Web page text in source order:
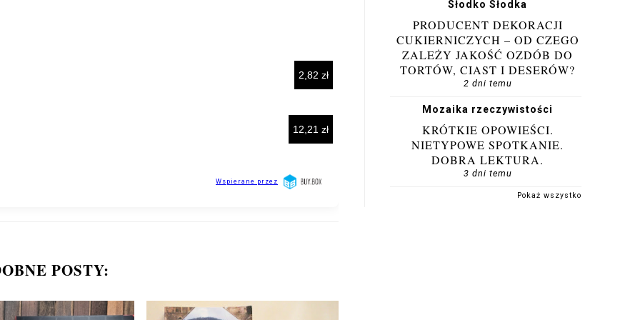
POSTY:
Słodko Słodka
PRODUCENT DEKORACJI
CUKIERNICZYCH – OD CZEGO
ZALEŻY JAKOŚĆ OZDÓB DO
TORTÓW, CIAST I DESERÓW?
2 dni temu
Mozaika rzeczywistości
KRÓTKIE OPOWIEŚCI.
NIETYPOWE SPOTKANIE.
DOBRA LEKTURA.
3 dni temu
Pokaż wszystko